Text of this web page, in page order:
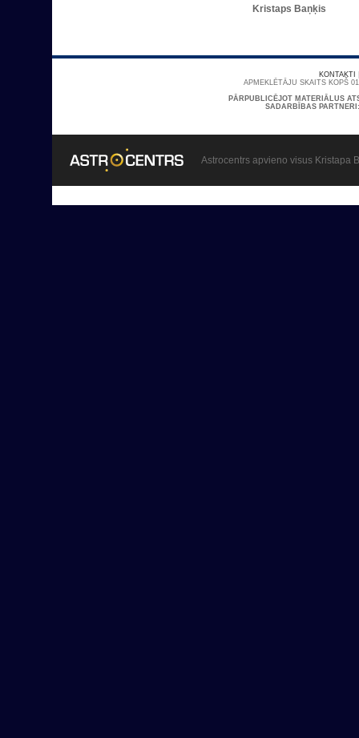
Kristaps Baņķis
KONTAKTI
APMEKLĒTĀJU SKAITS KOPŠ
PĀRPUBLICĒJOT MATERIĀLUS
SADARBĪBAS
Astrocentrs apvieno visus Kristapa